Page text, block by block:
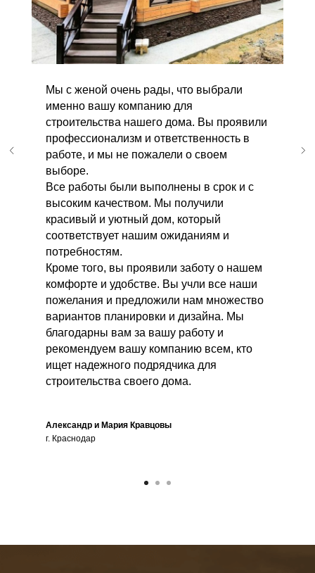
Мы с женой очень рады, что выбрали
именно вашу компанию для
строительства нашего дома. Вы проявили
профессионализм и ответственность в
работе, и мы не пожалели о своем
выборе.
Все работы были выполнены в срок и с
высоким качеством. Мы получили
красивый и уютный дом, который
соответствует нашим ожиданиям и
потребностям.
Кроме того, вы проявили заботу о нашем
комфорте и удобстве. Вы учли все наши
пожелания и предложили нам множество
вариантов планировки и дизайна. Мы
благодарны вам за вашу работу и
рекомендуем вашу компанию всем, кто
ищет надежного подрядчика для
строительства своего дома.
Александр и Мария Кравцовы
г. Краснодар